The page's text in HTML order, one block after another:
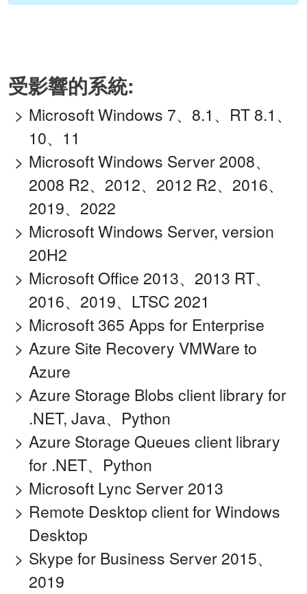
受影響的系統:
Microsoft Windows 7、8.1、RT 8.1、
10、11
Microsoft Windows Server 2008、
2008 R2、2012、2012 R2、2016、
2019、2022
Microsoft Windows Server, version
20H2
Microsoft Office 2013、2013 RT、
2016、2019、LTSC 2021
Microsoft 365 Apps for Enterprise
Azure Site Recovery VMWare to
Azure
Azure Storage Blobs client library for
.NET, Java、Python
Azure Storage Queues client library
for .NET、Python
Microsoft Lync Server 2013
Remote Desktop client for Windows
Desktop
Skype for Business Server 2015、
2019